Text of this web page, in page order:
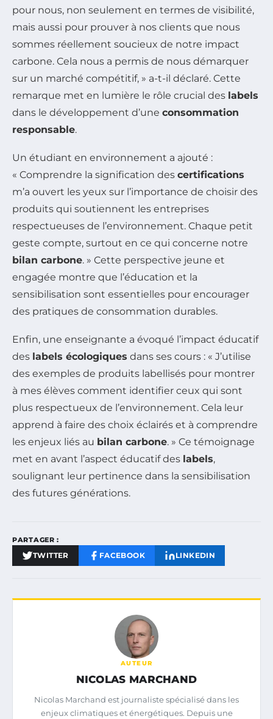
pour nous, non seulement en termes de visibilité,
mais aussi pour prouver à nos clients que nous
sommes réellement soucieux de notre impact
carbone. Cela nous a permis de nous démarquer
sur un marché compétitif, » a-t-il déclaré. Cette
remarque met en lumière le rôle crucial des labels
dans le développement d’une consommation
responsable.
Un étudiant en environnement a ajouté :
« Comprendre la signification des certifications
m’a ouvert les yeux sur l’importance de choisir des
produits qui soutiennent les entreprises
respectueuses de l’environnement. Chaque petit
geste compte, surtout en ce qui concerne notre
bilan carbone. » Cette perspective jeune et
engagée montre que l’éducation et la
sensibilisation sont essentielles pour encourager
des pratiques de consommation durables.
Enfin, une enseignante a évoqué l’impact éducatif
des labels écologiques dans ses cours : « J’utilise
des exemples de produits labellisés pour montrer
à mes élèves comment identifier ceux qui sont
plus respectueux de l’environnement. Cela leur
apprend à faire des choix éclairés et à comprendre
les enjeux liés au bilan carbone. » Ce témoignage
met en avant l’aspect éducatif des labels,
soulignant leur pertinence dans la sensibilisation
des futures générations.
PARTAGER :
TWITTER FACEBOOK LINKEDIN
AUTEUR
NICOLAS MARCHAND
Nicolas Marchand est journaliste spécialisé dans les
enjeux climatiques et énergétiques. Depuis une